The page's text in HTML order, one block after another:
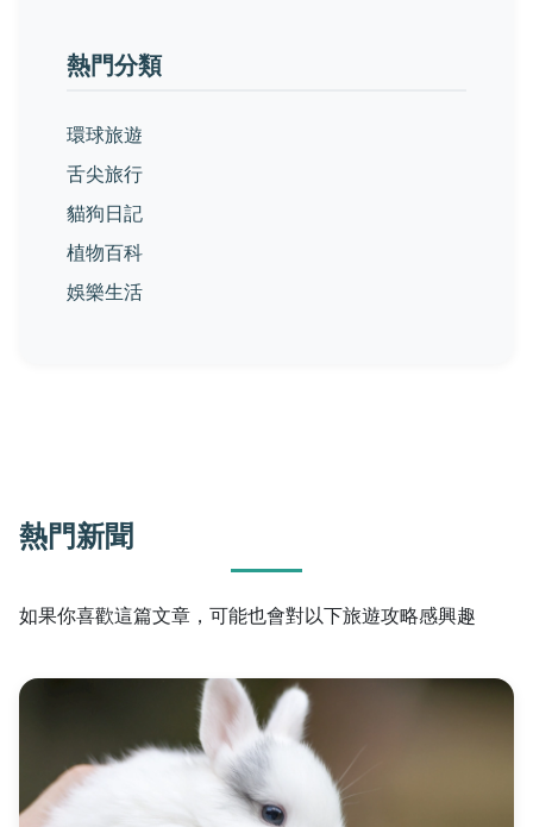
熱門分類
環球旅遊
舌尖旅行
貓狗日記
植物百科
娛樂生活
熱門新聞
如果你喜歡這篇文章，可能也會對以下旅遊攻略感興趣